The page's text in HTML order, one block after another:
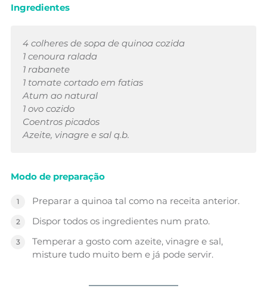
Ingredientes
4 colheres de sopa de quinoa cozida
1 cenoura ralada
1 rabanete
1 tomate cortado em fatias
Atum ao natural
1 ovo cozido
Coentros picados
Azeite, vinagre e sal q.b.
Modo de preparação
Preparar a quinoa tal como na receita anterior.
Dispor todos os ingredientes num prato.
Temperar a gosto com azeite, vinagre e sal,
misture tudo muito bem e já pode servir.